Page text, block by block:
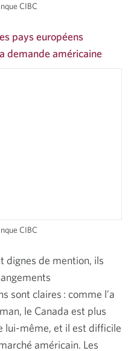
CIBC
pays européens
demande américaine
CIBC
dignes de mention, ils
sont claires : comme l’a
le Canada est plus
lui-même, et il est difficile
américain. Les